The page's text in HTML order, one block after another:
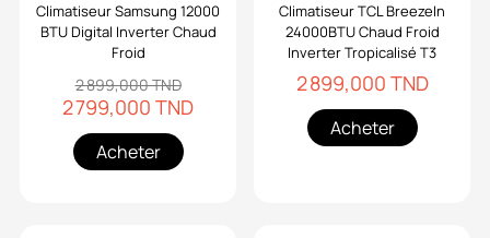
Climatiseur Samsung 12000
BTU Digital Inverter Chaud
Froid
2 899,000 TND
2 799,000 TND
Acheter
Climatiseur TCL BreezeIn
24000BTU Chaud Froid
Inverter Tropicalisé T3
2 899,000 TND
Acheter